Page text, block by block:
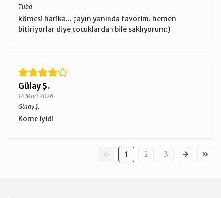
Tuba
kömesi harika... çayın yanında favorim. hemen
bitiriyorlar diye çocuklardan bile saklıyorum:)
Gülay Ş.
14 Mart 2026
Gülay Ş.
Kome iyidi
1 2 3